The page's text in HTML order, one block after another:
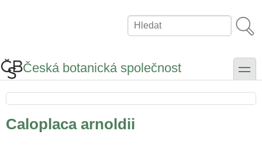
Hledat
Česká botanická společnost toggle
Caloplaca arnoldii